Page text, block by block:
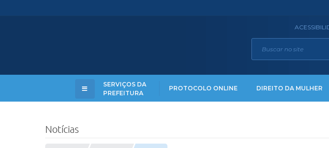
SERVIÇOS DA
PREFEITURA
PROTOCOLO ONLINE DIREITO DA MULHER
Notícias